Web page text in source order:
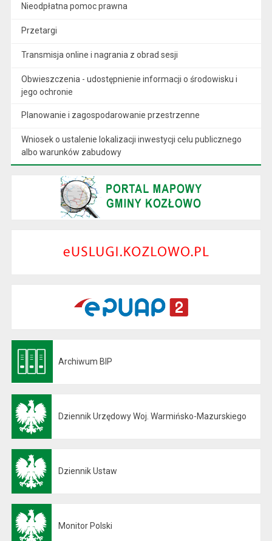
Nieodpłatna pomoc prawna
Przetargi
Transmisja online i nagrania z obrad sesji
Obwieszczenia - udostępnienie informacji o środowisku i
jego ochronie
Planowanie i zagospodarowanie przestrzenne
Wniosek o ustalenie lokalizacji inwestycji celu publicznego
albo warunków zabudowy
Archiwum BIP
Dziennik Urzędowy Woj. Warmińsko-Mazurskiego
Dziennik Ustaw
Monitor Polski